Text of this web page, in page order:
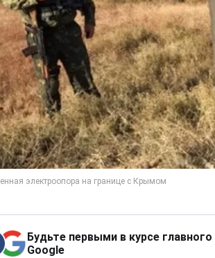
Будьте первыми в курсе
Google